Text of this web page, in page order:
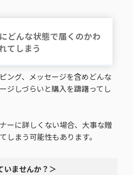
どんな状態で届くのかわ
てしまう
ング、メッセージを含めどんな
ジしづらいと購入を躊躇ってし
ーに詳しくない場合、大事な贈
しまう可能性もあります。
いませんか？＞